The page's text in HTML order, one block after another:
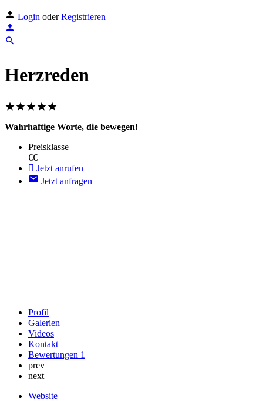
Login oder Registrieren
Herzreden
Wahrhaftige Worte, die bewegen!
Preisklasse
€€
Jetzt anrufen
Jetzt anfragen
Profil
Galerien
Videos
Kontakt
Bewertungen 1
prev
next
Website